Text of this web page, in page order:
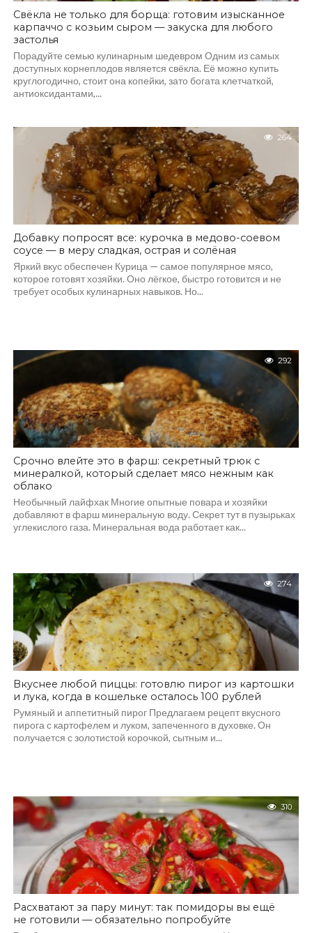
Свёкла не только для борща: готовим изысканное
карпаччо с козьим сыром — закуска для любого
застолья
Порадуйте семью кулинарным шедевром Одним из самых
доступных корнеплодов является свёкла. Её можно купить
круглогодично, стоит она копейки, зато богата клетчаткой,
антиоксидантами,...
264
Добавку попросят все: курочка в медово-соевом
соусе — в меру сладкая, острая и солёная
Яркий вкус обеспечен Курица — самое популярное мясо,
которое готовят хозяйки. Оно лёгкое, быстро готовится и не
требует особых кулинарных навыков. Но...
292
Срочно влейте это в фарш: секретный трюк с
минералкой, который сделает мясо нежным как
облако
Необычный лайфхак Многие опытные повара и хозяйки
добавляют в фарш минеральную воду. Секрет тут в пузырьках
углекислого газа. Минеральная вода работает как...
274
Вкуснее любой пиццы: готовлю пирог из картошки
и лука, когда в кошельке осталось 100 рублей
Румяный и аппетитный пирог Предлагаем рецепт вкусного
пирога с картофелем и луком, запеченного в духовке. Он
получается с золотистой корочкой, сытным и...
310
Расхватают за пару минут: так помидоры вы ещё
не готовили — обязательно попробуйте